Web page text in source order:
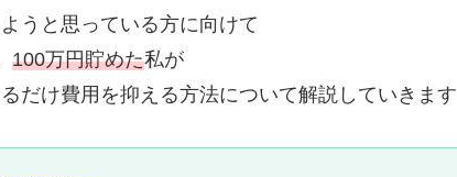
うと思っている方に向けて
100万円貯めた私が
だけ費用を抑える方法について解説していきます